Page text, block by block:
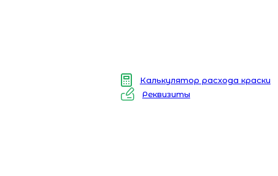
Калькулятор расхода краски
Реквизиты